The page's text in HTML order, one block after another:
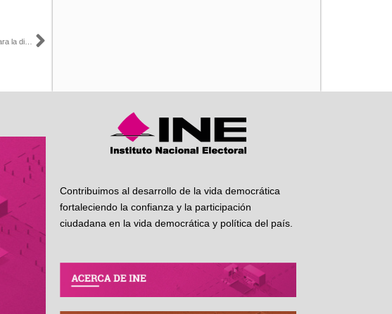
Siguiente
Contribuimos al desarrollo de la vida democrática
fortaleciendo la confianza y la participación
ciudadana en la vida democrática y política del país.